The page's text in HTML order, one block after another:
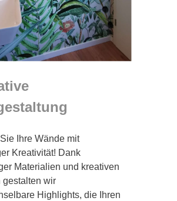
Ihre Wände mit
Kreativität! Dank
Materialien und kreativen
gestalten wir
Highlights, die Ihren